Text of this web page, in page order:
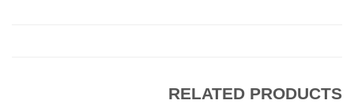
RELATED PRODUCTS